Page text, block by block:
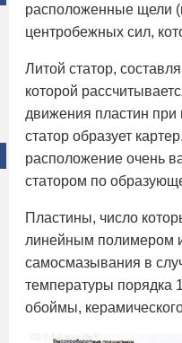
расположенные щели
центробежных сил,
Литой статор,
которой
движения пластин
статор образует
расположение очень
статором по
Пластины, число
линейным полимером
самосмазывания в
температуры порядка
обоймы,